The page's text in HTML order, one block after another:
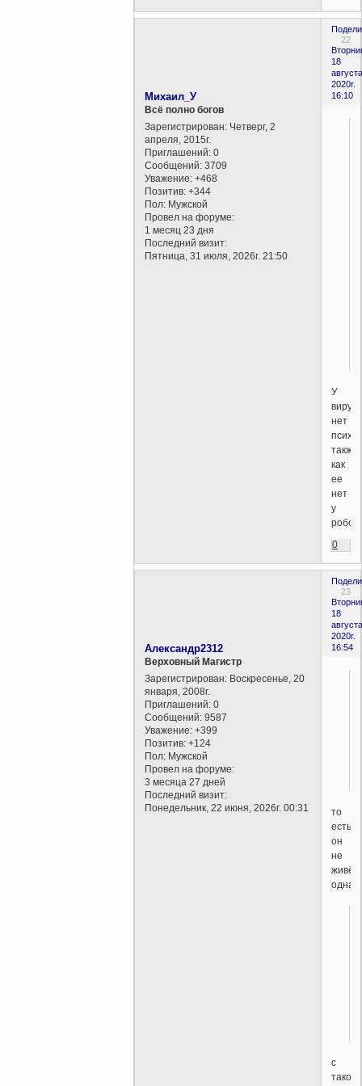
22
18
2020г.
16:10
Михаил_У
Всё полно богов
Зарегистрирован: Четверг, 2
апреля, 2015г.
Приглашений: 0
Сообщений: 3709
Уважение: +468
Позитив: +344
Пол: Мужской
Провел на форуме:
1 месяц 23 дня
Последний визит:
Пятница, 31 июля, 2026г. 21:50
У
вируса
нет
также
как
ее
нет
у
0
23
18
2020г.
16:54
Александр2312
Верховный Магистр
Зарегистрирован: Воскресенье, 20
января, 2008г.
Приглашений: 0
Сообщений: 9587
Уважение: +399
Позитив: +124
Пол: Мужской
Провел на форуме:
3 месяца 27 дней
Последний визит:
Понедельник, 22 июня, 2026г. 00:31
то
есть,
он
не
с
такой